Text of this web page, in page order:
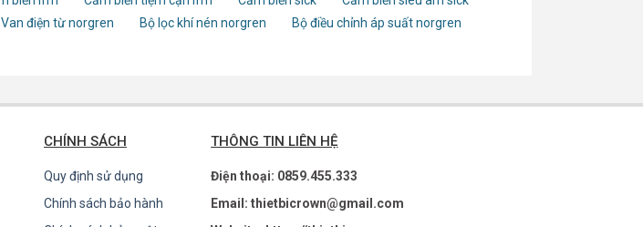
Van điện từ norgren Bộ lọc khí nén norgren
Bộ điều chỉnh áp suất norgren
CHÍNH SÁCH
Quy định sử dụng
Chính sách bảo hành
THÔNG TIN LIÊN HỆ
Điện thoại: 0859.455.333
Email: thietbicrown@gmail.com